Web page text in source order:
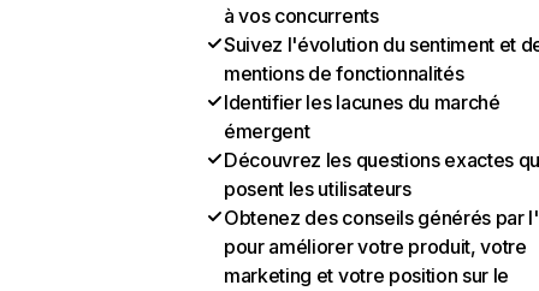
à vos concurrents
Suivez l'évolution du sentiment et
mentions de fonctionnalités
Identifier les lacunes du marché
émergent
Découvrez les questions exactes
posent les utilisateurs
Obtenez des conseils générés par
pour améliorer votre produit, votre
marketing et votre position sur le